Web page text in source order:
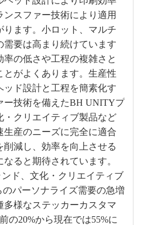
スファー技術により適用
ます。小ロット、マルチ
需要は高まり続けています
の低さや工程の複雑さと
とがよくあります。生産性
ッド設計と工程を簡素化す
ー技術を備えたBH UNITYプ
・クリエイティブ製品など
産のニーズに完全に適合
削減し、効率を向上させる
ると期待されています。
、文化・クリエイティブ
パーソナライズ需要の急増
多様なステッカーカスタマ
の20%から現在では55%に